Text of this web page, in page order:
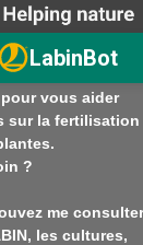
LabinBot
végétale de
aider ?
vous aider
sur la fertilisation
?
me consulter
les cultures,